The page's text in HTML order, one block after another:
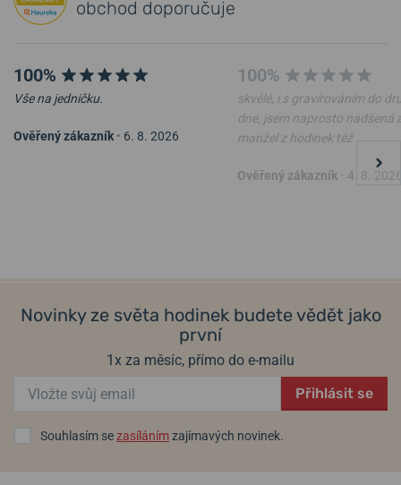
obchod doporučuje
100%
Vše na jedničku.
Ověřený zákazník • 6. 8. 2026
100%
skvělé, i s gravírováním do
dne, jsem naprosto nadšená
manžel z hodinek též
Ověřený zákazník 4. 8.
Novinky ze světa hodinek budete vědět jako
první
1x za měsíc, přímo do e-mailu
Přihlásit se
Souhlasím sezasílánímzajímavých novinek.